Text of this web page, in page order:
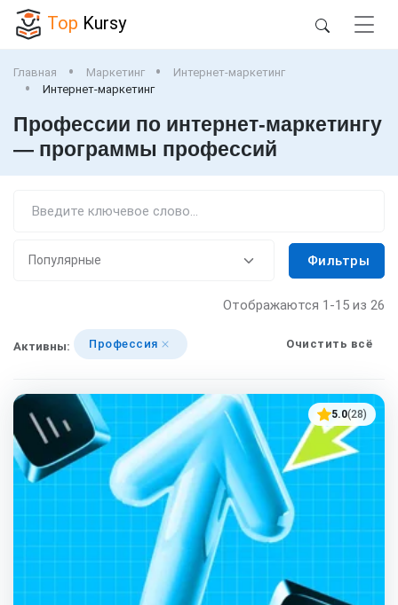
Top Kursy
Главная Маркетинг
Интернет-маркетинг
Интернет-маркетинг
Профессии по интернет-маркетингу
— программы профессий
Фильтры
Отображаются 1-15 из 26
Активны: Профессия Очистить всё
5.0(28)